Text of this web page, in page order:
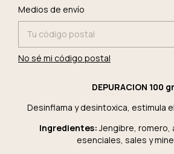
Entregas para el CP:
Medios de envío
No sé mi código postal
DEPURACION 100
Desinflama y desintoxica, estimula
Ingredientes:Jengibre, romero,
esenciales, sales y